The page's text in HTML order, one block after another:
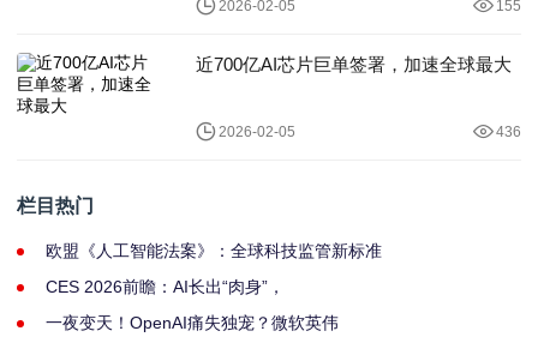
2026-02-05 155
近700亿AI芯片巨单签署，加速全球最大
2026-02-05 436
栏目热门
欧盟《人工智能法案》：全球科技监管新标准
CES 2026前瞻：AI长出“肉身”，
一夜变天！OpenAI痛失独宠？微软英伟